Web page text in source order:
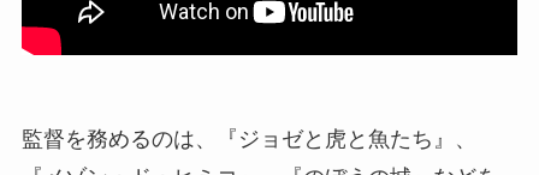
監督を務めるのは、『ジョゼと虎と魚たち』、